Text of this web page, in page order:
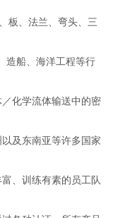
板、法兰、弯头、三
船、海洋工程等行
化学流体输送中的密
及东南亚等许多国家
、训练有素的员工队